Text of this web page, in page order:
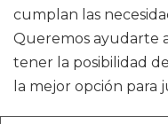
cumplan las
Queremos ayudarte
tener la posibilidad
la mejor opción para